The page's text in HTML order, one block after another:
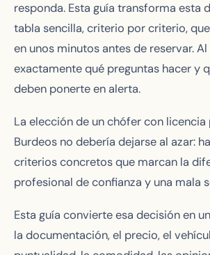
responda. Esta guía transforma esta
tabla sencilla, criterio por criterio,
en unos minutos antes de reservar.
exactamente qué preguntas hacer y
deben ponerte en alerta.
La elección de un chófer con
Burdeos no debería dejarse al azar:
criterios concretos que marcan la
profesional de confianza y una mala
Esta guía convierte esa decisión en
la documentación, el precio, el